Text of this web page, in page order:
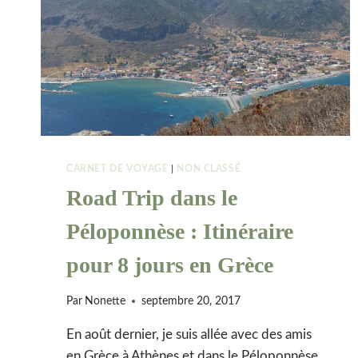
CARNET DE VOYAGE NON CLASSÉ
Road Trip dans le
Péloponnèse : Itinéraire
pour 8 jours en Grèce
Par Nonette septembre 20, 2017
En août dernier, je suis allée avec des amis